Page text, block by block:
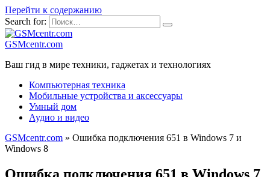
Перейти к содержанию
Search for:
GSMcentr.com
Ваш гид в мире техники, гаджетах и технологиях
Компьютерная техника
Мобильные устройства и аксессуары
Умный дом
Аудио и видео
GSMcentr.com » Ошибка подключения 651 в Windows 7 и
Windows 8